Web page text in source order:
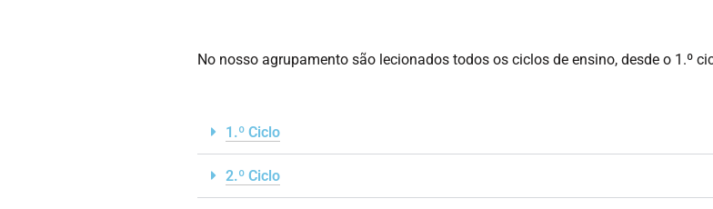
No nosso agrupamento são lecionados todos os ciclos de ensino, desde o 1.º
1.º Ciclo
2.º Ciclo